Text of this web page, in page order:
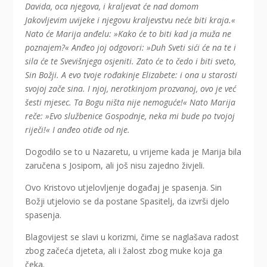
Davida, oca njegova, i kraljevat će nad domom
Jakovljevim uvijeke i njegovu kraljevstvu neće biti kraja.«
Nato će Marija anđelu: »Kako će to biti kad ja muža ne
poznajem?« Anđeo joj odgovori: »Duh Sveti sići će na te i
sila će te Svevišnjega osjeniti. Zato će to čedo i biti sveto,
Sin Božji. A evo tvoje rođakinje Elizabete: i ona u starosti
svojoj zače sina. I njoj, nerotkinjom prozvanoj, ovo je već
šesti mjesec. Ta Bogu ništa nije nemoguće!« Nato Marija
reče: »Evo službenice Gospodnje, neka mi bude po tvojoj
riječi!« I anđeo otiđe od nje.
Dogodilo se to u Nazaretu, u vrijeme kada je Marija bila
zaručena s Josipom, ali još nisu zajedno živjeli.
Ovo Kristovo utjelovljenje događaj je spasenja. Sin
Božji utjelovio se da postane Spasitelj, da izvrši djelo
spasenja.
Blagovijest se slavi u korizmi, čime se naglašava radost
zbog začeća djeteta, ali i žalost zbog muke koja ga
čeka.